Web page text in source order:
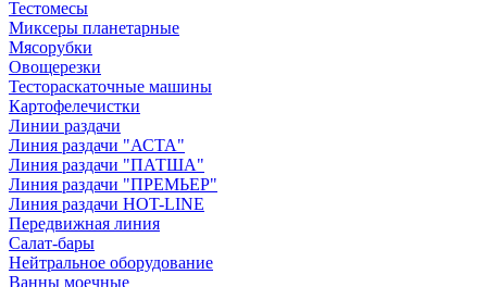
Тестомесы
Миксеры планетарные
Мясорубки
Овощерезки
Тестораскаточные машины
Картофелечистки
Линии раздачи
Линия раздачи "АСТА"
Линия раздачи "ПАТША"
Линия раздачи "ПРЕМЬЕР"
Линия раздачи HOT-LINE
Передвижная линия
Салат-бары
Нейтральное оборудование
Ванны моечные